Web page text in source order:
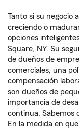
Tanto si su negocio
creciendo o
opciones
Square, NY. Su
de dueños de
comerciales, una
compensación
son dueños de
importancia de
continua. Sabemos
En la medida en